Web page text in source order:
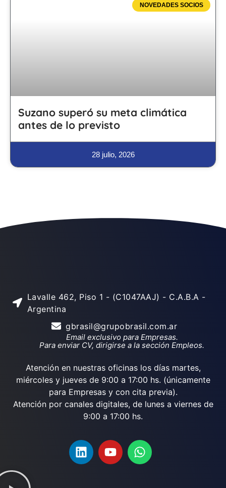
NOVEDADES SOCIOS
Suzano superó su meta climática
antes de lo previsto
28 julio, 2026
Lavalle 462, Piso 1 - (C1047AAJ) - C.A.B.A -
Argentina
gbrasil@grupobrasil.com.ar
Email exclusivo para Empresas.
Para enviar CV, dirigirse a la sección Empleos.
Atención en nuestras oficinas los días martes,
miércoles y jueves de 9:00 a 17:00 hs. (únicamente
para Empresas y con cita previa).
Atención por canales digitales, de lunes a viernes de
9:00 a 17:00 hs.